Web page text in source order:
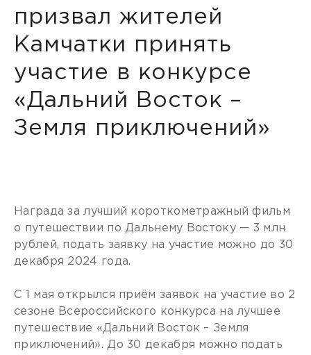
призвал жителей
Камчатки принять
участие в конкурсе
«Дальний Восток –
Земля приключений»
Награда за лучший короткометражный фильм
о путешествии по Дальнему Востоку — 3 млн
рублей, подать заявку на участие можно до 30
декабря 2024 года.
С 1 мая открылся приём заявок на участие во 2
сезоне Всероссийского конкурса на лучшее
путешествие «Дальний Восток – Земля
приключений». До 30 декабря можно подать